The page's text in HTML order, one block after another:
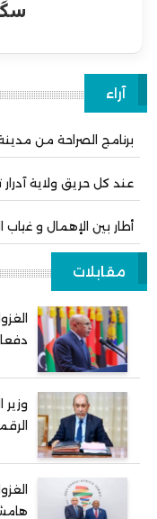
آراء
برنامج الصراحة من
عند كل حريق ولاية آدرار
أطار بين الإهمال و
مقابلات
دفعا
وزير